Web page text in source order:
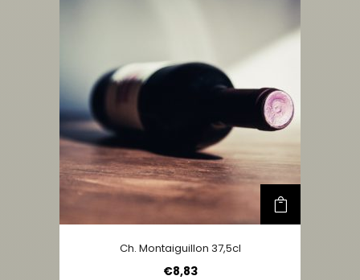
Ch. Montaiguillon 37,5cl
€8,83